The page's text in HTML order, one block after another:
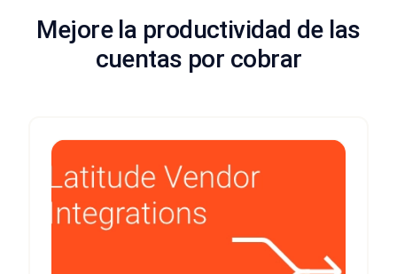
Mejore la productividad de las
cuentas por cobrar